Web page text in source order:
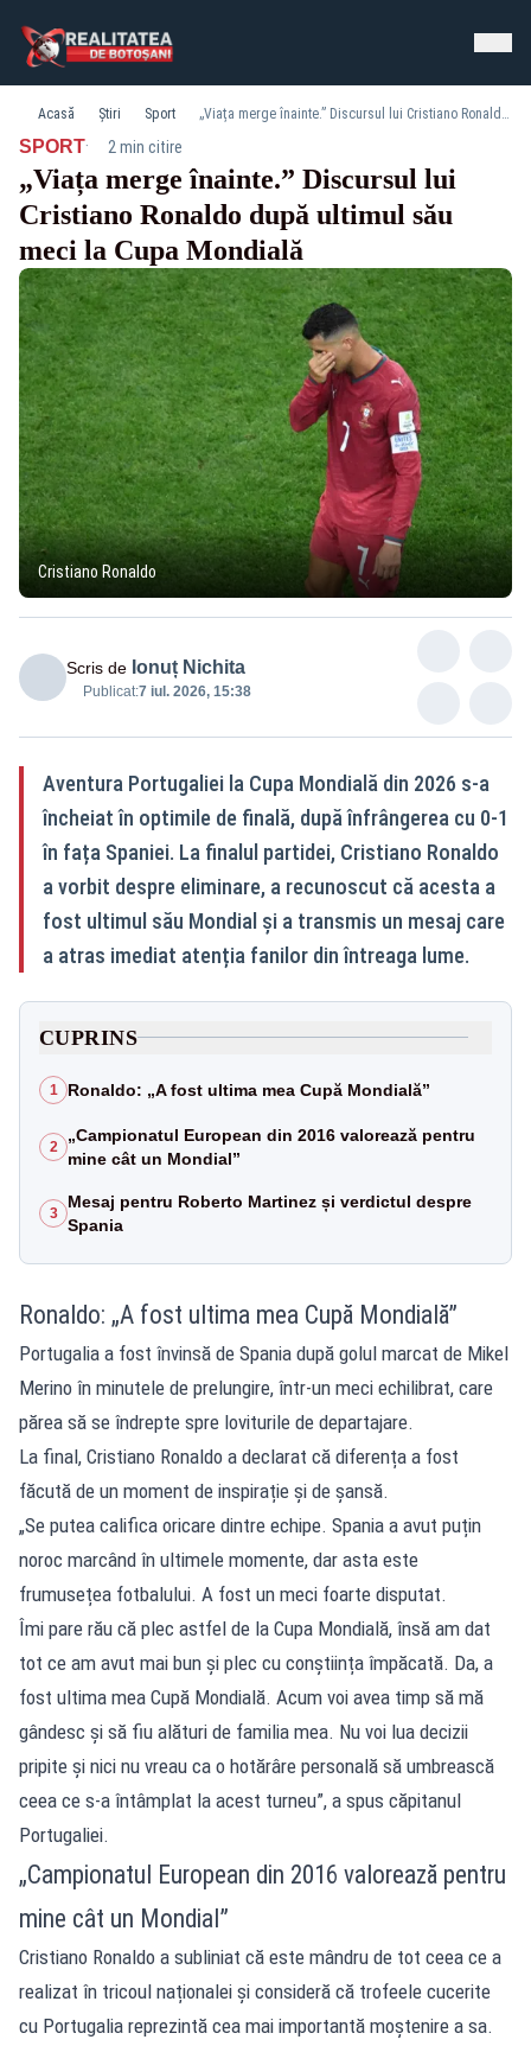
Acasă Știri Sport „Viața merge înainte.” Discursul lui Cristiano Ronaldo după ultimul său meci la Cupa Mondială
SPORT· 2 min citire
„Viața merge înainte.” Discursul lui
Cristiano Ronaldo după ultimul său
meci la Cupa Mondială
Cristiano Ronaldo
Scris de Ionuț Nichita
Publicat:7 iul. 2026, 15:38
Aventura Portugaliei la Cupa Mondială din 2026 s-a
încheiat în optimile de finală, după înfrângerea cu 0-1
în fața Spaniei. La finalul partidei, Cristiano Ronaldo
a vorbit despre eliminare, a recunoscut că acesta a
fost ultimul său Mondial și a transmis un mesaj care
a atras imediat atenția fanilor din întreaga lume.
CUPRINS
1 Ronaldo: „A fost ultima mea Cupă Mondială”
2
„Campionatul European din 2016 valorează pentru
mine cât un Mondial”
3
Mesaj pentru Roberto Martinez și verdictul despre
Spania
Ronaldo: „A fost ultima mea Cupă Mondială”
Portugalia a fost învinsă de Spania după golul marcat de Mikel
Merino în minutele de prelungire, într-un meci echilibrat, care
părea să se îndrepte spre loviturile de departajare.
La final, Cristiano Ronaldo a declarat că diferența a fost
făcută de un moment de inspirație și de șansă.
„Se putea califica oricare dintre echipe. Spania a avut puțin
noroc marcând în ultimele momente, dar asta este
frumusețea fotbalului. A fost un meci foarte disputat.
Îmi pare rău că plec astfel de la Cupa Mondială, însă am dat
tot ce am avut mai bun și plec cu conștiința împăcată. Da, a
fost ultima mea Cupă Mondială. Acum voi avea timp să mă
gândesc și să fiu alături de familia mea. Nu voi lua decizii
pripite și nici nu vreau ca o hotărâre personală să umbrească
ceea ce s-a întâmplat la acest turneu”, a spus căpitanul
Portugaliei.
„Campionatul European din 2016 valorează pentru
mine cât un Mondial”
Cristiano Ronaldo a subliniat că este mândru de tot ceea ce a
realizat în tricoul naționalei și consideră că trofeele cucerite
cu Portugalia reprezintă cea mai importantă moștenire a sa.